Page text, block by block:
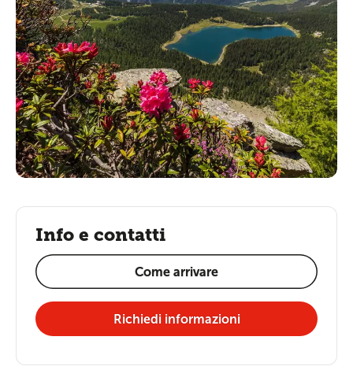
Info e contatti
Come arrivare
Richiedi informazioni